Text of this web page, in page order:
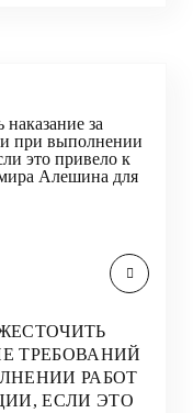
ТРЕБОВАНИЙ
РАБОТ
ЕСЛИ ЭТО